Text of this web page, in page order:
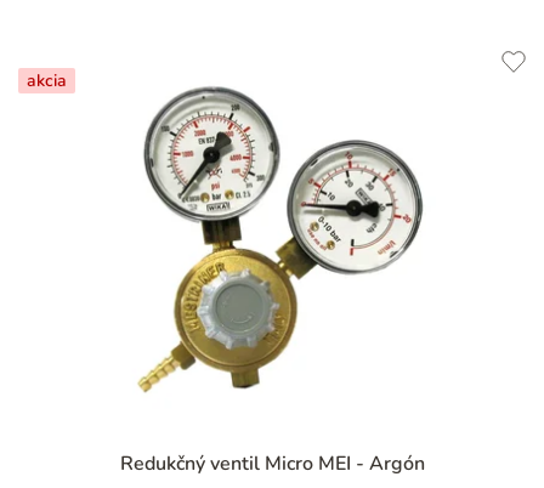
akcia
Redukčný ventil Micro MEI - Argón
hodnotenie